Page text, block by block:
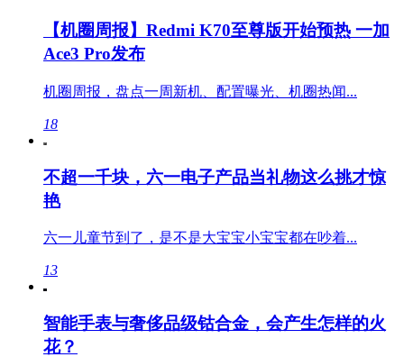
【机圈周报】Redmi K70至尊版开始预热 一加
Ace3 Pro发布
机圈周报，盘点一周新机、配置曝光、机圈热闻...
18
不超一千块，六一电子产品当礼物这么挑才惊
艳
六一儿童节到了，是不是大宝宝小宝宝都在吵着...
13
智能手表与奢侈品级钴合金，会产生怎样的火
花？